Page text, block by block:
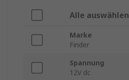
Alle auswählen
Marke
Finder
Spannung
12V dc